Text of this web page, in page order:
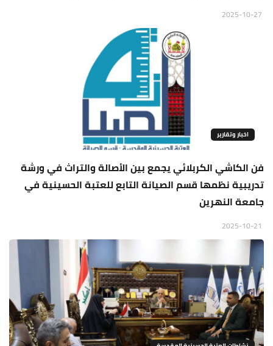
اخبار وتقارير
فن الكاشي الكربلائي يجمع بين الأصالة والتراث في ورشة
تدريبية نظمها قسم الصيانة التابع للعتبة الحسينية في
جامعة النهرين